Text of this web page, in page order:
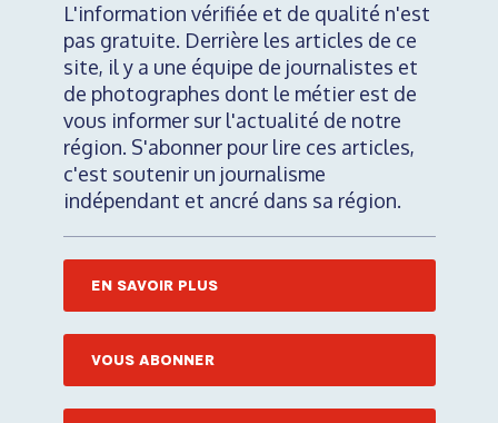
L'information vérifiée et de qualité n'est
pas gratuite. Derrière les articles de ce
site, il y a une équipe de journalistes et
de photographes dont le métier est de
vous informer sur l'actualité de notre
région. S'abonner pour lire ces articles,
c'est soutenir un journalisme
indépendant et ancré dans sa région.
EN SAVOIR PLUS
VOUS ABONNER